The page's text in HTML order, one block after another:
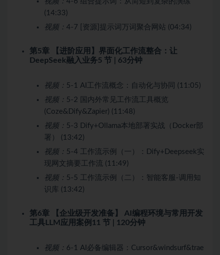
(14:33)
视频： 4-7 [资源]提示词万词聚合网站 (04:34)
第5章 【进阶应用】界面化工作流整合：让
DeepSeek融入业务5 节 | 63分钟
视频： 5-1 AI工作流概念：自动化与协同 (11:05)
视频： 5-2 国内外常见工作流工具概览
(Coze&Dify&Zapier) (11:48)
视频： 5-3 Dify+Ollama本地部署实战（Docker部
署） (13:42)
视频： 5-4 工作流示例（一）：Dify+Deepseek实
现网文摘要工作流 (11:49)
视频： 5-5 工作流示例（二）：智能客服-调用知
识库 (13:42)
第6章 【企业级开发准备】 AI编程环境与常用开发
工具LLM应用案例 11 节 | 120分钟
视频： 6-1 AI必备编辑器：Cursor&windsurf&trae